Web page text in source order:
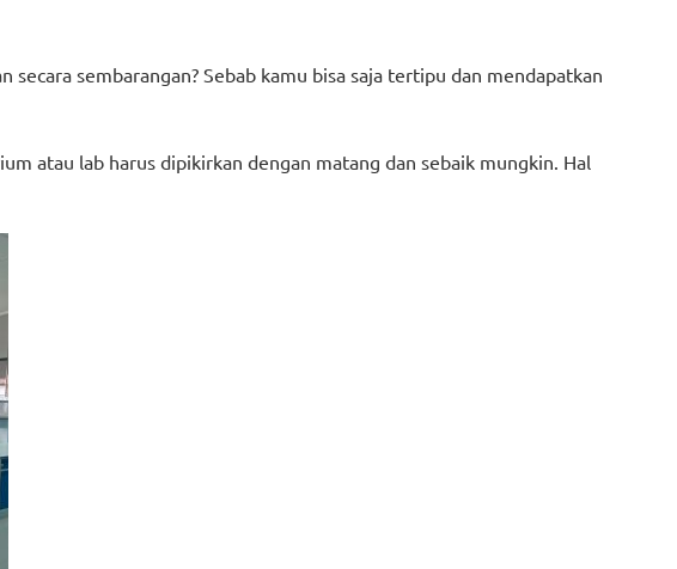
secara sembarangan? Sebab kamu bisa saja tertipu dan mendapatkan
atau lab harus dipikirkan dengan matang dan sebaik mungkin. Hal